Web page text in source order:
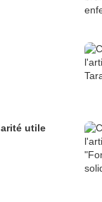
utile